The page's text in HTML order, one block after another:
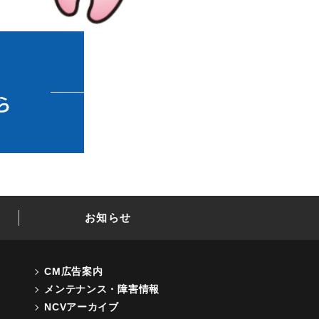
お知らせ
CM広告案内
メンテナンス・障害情報
NCVアーカイブ